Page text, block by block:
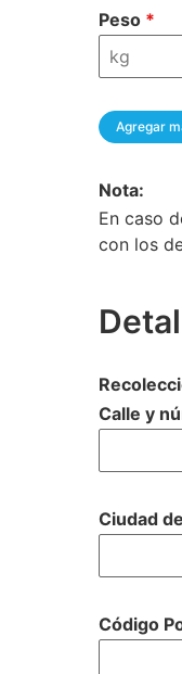
Peso *
Nota:
En caso
con los
Calle y
Ciudad
Código